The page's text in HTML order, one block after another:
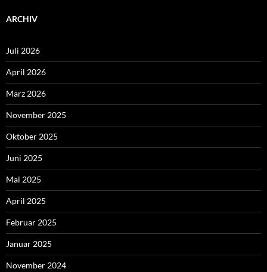
ARCHIV
Juli 2026
April 2026
März 2026
November 2025
Oktober 2025
Juni 2025
Mai 2025
April 2025
Februar 2025
Januar 2025
November 2024